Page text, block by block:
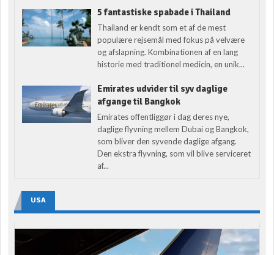
5 fantastiske spabade i Thailand
Thailand er kendt som et af de mest
populære rejsemål med fokus på velvære
og afslapning. Kombinationen af en lang
historie med traditionel medicin, en unik...
Emirates udvider til syv daglige
afgange til Bangkok
Emirates offentliggør i dag deres nye,
daglige flyvning mellem Dubai og Bangkok,
som bliver den syvende daglige afgang.
Den ekstra flyvning, som vil blive serviceret
af...
USA